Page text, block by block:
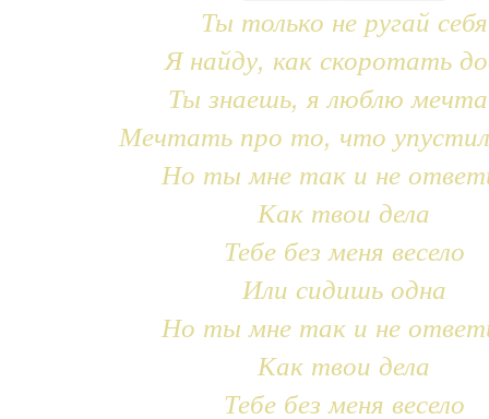
Ты только не ругай себя
Я найду, как скоротать
Ты знаешь, я люблю
Мечтать про то, что
Но ты мне так и не
Как твои дела
Тебе без меня весело
Или сидишь одна
Но ты мне так и не
Как твои дела
Тебе без меня весело